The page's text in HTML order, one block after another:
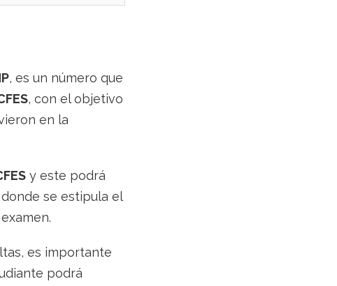
, es un número que
, con el objetivo
en la
y este podrá
se estipula el
es importante
podrá